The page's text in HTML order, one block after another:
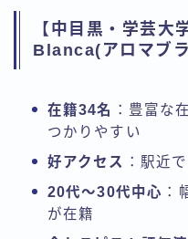
【中目黒・学芸
Blanca(アロマブ
在籍34名 ：豊富な
つかりやすい
好アクセス ：駅近
20代〜30代中心 ：
が在籍